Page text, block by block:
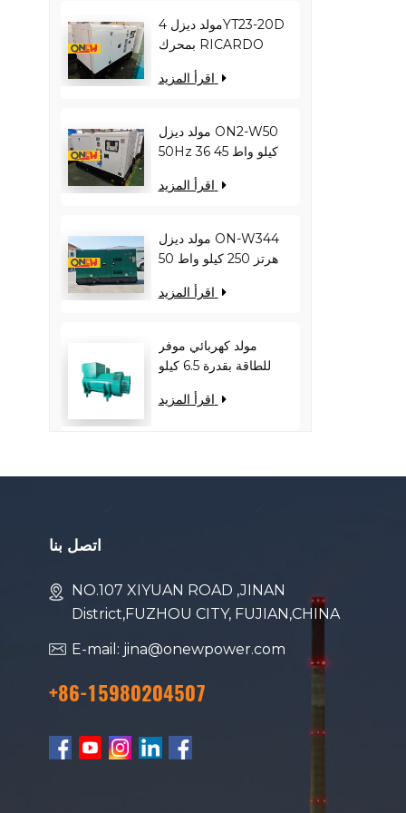
مولد ديزل 4YT23-20D
بمحرك RICARDO
كيلو فولت أمبير ON2-
مولد ديزل ON2-W50
50Hz 36 كيلو واط 45
RICARDO
مولد ديزل ON-W344
50 هرتز 250 كيلو واط
RICARDO WT13B-
مولد كهربائي موفر
للطاقة بقدرة 6.5 كيلو
المحرك ويحسن كفاءة
اتصل بنا
NO.107 XIYUAN ROAD ,JINAN
District,FUZHOU CITY, FUJIAN,CHINA
E-mail: jina@onewpower.com
+86-15980204507